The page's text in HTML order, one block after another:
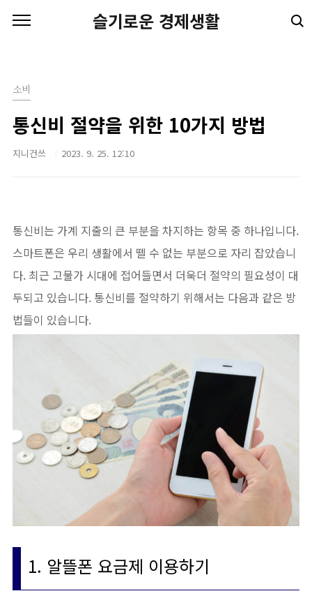
슬기로운 경제생활
소비
통신비 절약을 위한 10가지 방법
지니건쓰 2023. 9. 25. 12:10
통신비는 가계 지출의 큰 부분을 차지하는 항목 중 하나입니다.
스마트폰은 우리 생활에서 뗄 수 없는 부분으로 자리 잡았습니
다. 최근 고물가 시대에 접어들면서 더욱더 절약의 필요성이 대
두되고 있습니다. 통신비를 절약하기 위해서는 다음과 같은 방
법들이 있습니다.
1. 알뜰폰 요금제 이용하기